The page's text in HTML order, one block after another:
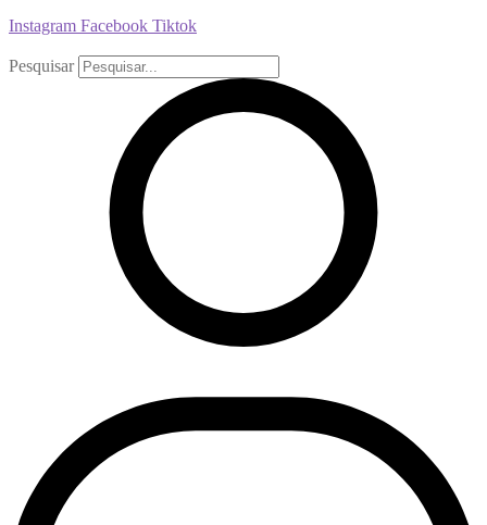
Instagram Facebook Tiktok
Pesquisar